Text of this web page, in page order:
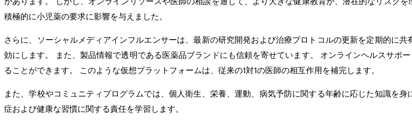
積極的に小児薬の要求に影響を与えました。
さらに、ソーシャルメディアインフルエンサーは、最新の研究開発および治療プロトコルの更新を定期的に
効にします。 また、製品情報で透明である医薬品ブランドにも信頼を寄せています。 オンラインヘルスサポ
ることができます。 このような仮想プラットフォームは、従来の1対1の医師の相互作用を補完します。
また、学校やコミュニティプログラムでは、個人衛生、栄養、運動、病気予防に関する年齢に応じた知識を
症および健康な習慣に関する責任を学習します。